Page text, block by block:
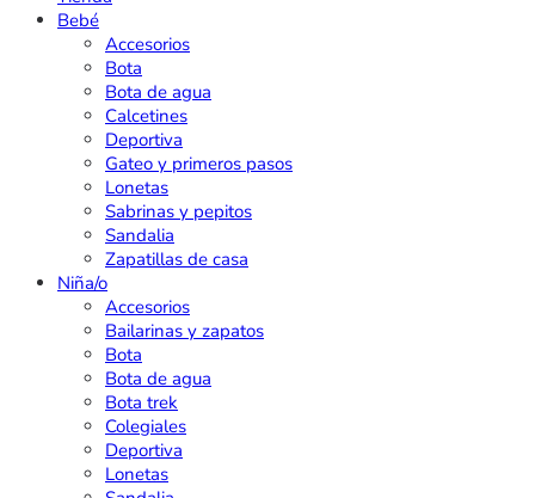
Bebé
Accesorios
Bota
Bota de agua
Calcetines
Deportiva
Gateo y primeros pasos
Lonetas
Sabrinas y pepitos
Sandalia
Zapatillas de casa
Niña/o
Accesorios
Bailarinas y zapatos
Bota
Bota de agua
Bota trek
Colegiales
Deportiva
Lonetas